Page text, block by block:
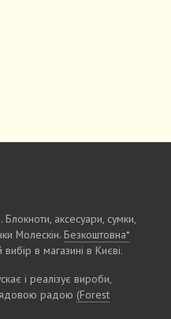
аксесуари, сумки,
Молескін. Безкоштовна*
вибір в магазині в Києві.
і реалізує вироби,
радою (Forest